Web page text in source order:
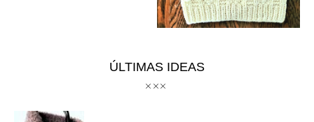
ÚLTIMAS IDEAS